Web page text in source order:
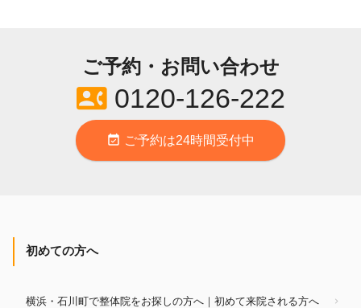
ご予約・お問い合わせ
contact_phone0120-126-222
event_available ご予約は24時間受付中
初めての方へ
横浜・石川町で整体院をお探しの方へ｜初めて来院される方へ